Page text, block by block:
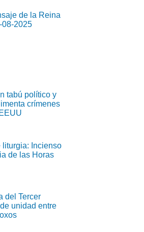
de la Reina
08-2025
tabú político y
crímenes
liturgia: Incienso
de las Horas
del Tercer
unidad entre